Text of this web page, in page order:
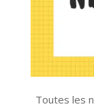
Toutes les